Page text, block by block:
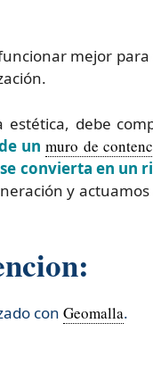
mejor
estética, debe
unmuro de
convierta en un
y
con Geomalla.